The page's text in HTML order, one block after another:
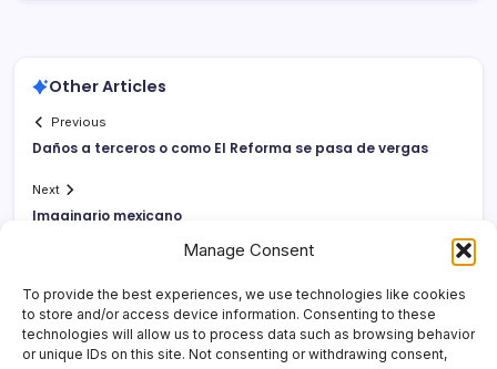
Manage Consent
To provide the best experiences, we use technologies like cookies
to store and/or access device information. Consenting to these
technologies will allow us to process data such as browsing behavior
or unique IDs on this site. Not consenting or withdrawing consent,
Other Articles
Previous
Daños a terceros o como El Reforma se pasa de vergas
Next
Imaginario mexicano